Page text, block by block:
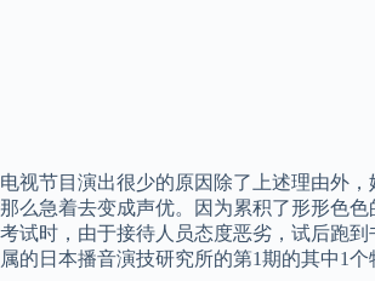
电视节目演出很少的原因除了上述理由外
那么急着去变成声优。因为累积了形形色
考试时，由于接待人员态度恶劣，试后跑
属的日本播音演技研究所的第1期的其中1个